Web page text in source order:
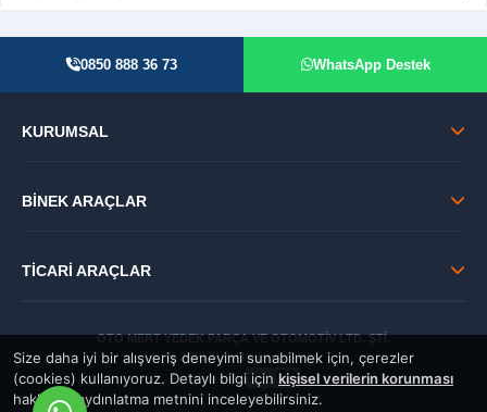
Size daha iyi bir alışveriş deneyimi sunabilmek için, çerezler
(cookies) kullanıyoruz. Detaylı bilgi için kişisel verilerin korunması
hakkında aydınlatma metnini inceleyebilirsiniz.
0850 888 36 73 WhatsApp Destek
KURUMSAL
BİNEK ARAÇLAR
TİCARİ ARAÇLAR
OTO MERT YEDEK PARÇA VE OTOMOTİV LTD. ŞTİ.
© 2026 Tüm Hakları Saklıdır.
GÜVENLİ: